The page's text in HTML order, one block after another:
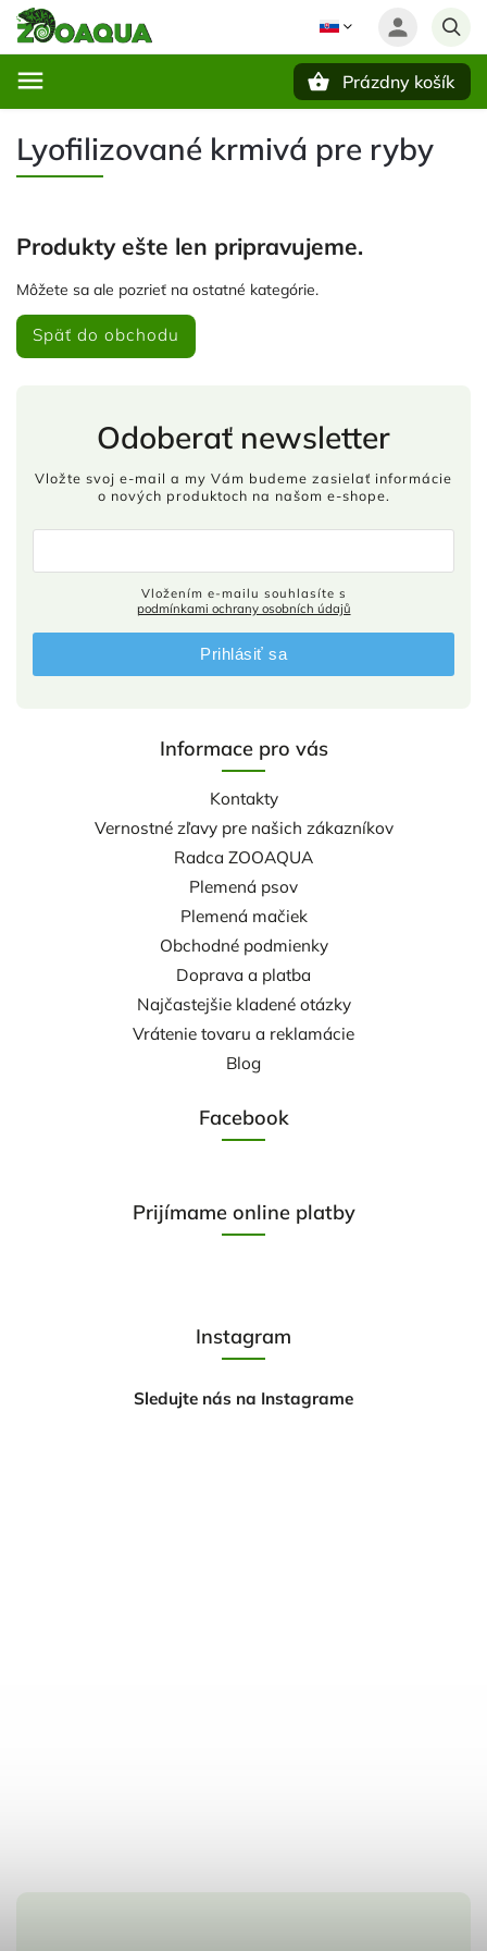
Prázdny košík
Lyofilizované krmivá pre ryby
Produkty ešte len pripravujeme.
Môžete sa ale pozrieť na ostatné kategórie.
Späť do obchodu
Informace pro vás
Kontakty
Vernostné zľavy pre našich zákazníkov
Radca ZOOAQUA
Plemená psov
Plemená mačiek
Obchodné podmienky
Doprava a platba
Najčastejšie kladené otázky
Vrátenie tovaru a reklamácie
Blog
Facebook
Odoberať newsletter
Vložte svoj e-mail a my Vám budeme zasielať informácie
o nových produktoch na našom e-shope.
podmínkami ochrany osobních údajů
Prihlásiť sa
Prijímame online platby
Instagram
Sledujte nás na Instagrame